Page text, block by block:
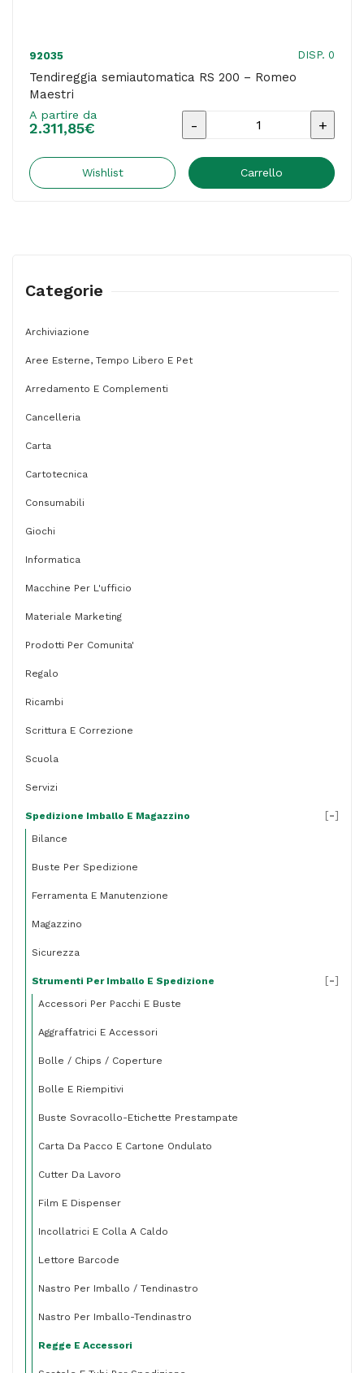
92035 DISP. 0
Tendireggia semiautomatica RS 200 – Romeo
Maestri
A partire da
2.311,85€
Tendireggia
RS
Wishlist Carrello
Categorie
Archiviazione
Aree Esterne, Tempo Libero E Pet
Arredamento E Complementi
Cancelleria
Carta
Cartotecnica
Consumabili
Giochi
Informatica
Macchine Per L'ufficio
Materiale Marketing
Prodotti Per Comunita'
Regalo
Ricambi
Scrittura E Correzione
Scuola
Servizi
Spedizione Imballo E Magazzino
Bilance
Buste Per Spedizione
Ferramenta E Manutenzione
Magazzino
Sicurezza
Strumenti Per Imballo E Spedizione
Accessori Per Pacchi E Buste
Aggraffatrici E Accessori
Bolle / Chips / Coperture
Bolle E Riempitivi
Buste Sovracollo-Etichette Prestampate
Carta Da Pacco E Cartone Ondulato
Cutter Da Lavoro
Film E Dispenser
Incollatrici E Colla A Caldo
Lettore Barcode
Nastro Per Imballo / Tendinastro
Nastro Per Imballo-Tendinastro
Regge E Accessori
[-]
[-]